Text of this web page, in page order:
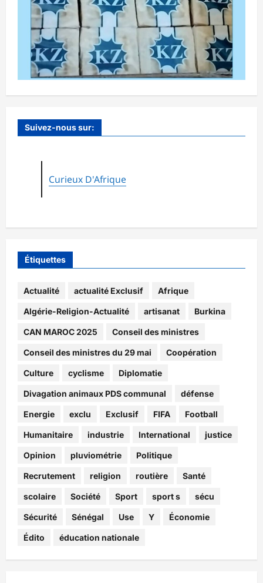
Suivez-nous sur:
Curieux D'Afrique
Étiquettes
Actualité actualité Exclusif Afrique
Algérie-Religion-Actualité artisanat Burkina
CAN MAROC 2025 Conseil des ministres
Conseil des ministres du 29 mai Coopération
Culture cyclisme Diplomatie
Divagation animaux PDS communal défense
Energie exclu Exclusif FIFA Football
Humanitaire industrie International justice
Opinion pluviométrie Politique
Recrutement religion routière Santé
scolaire Société Sport sport s sécu
Sécurité Sénégal Use Y Économie
Édito éducation nationale